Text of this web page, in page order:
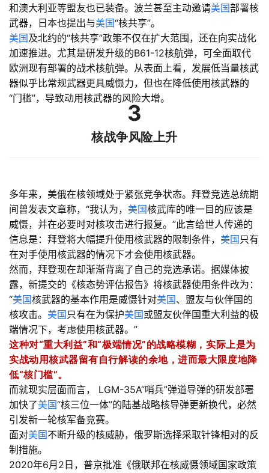
和澳大利亚等盟友也已装备。波兰甚至主动邀请美国部署核
武器，日本也提出与美国“核共享”。
美国及北约的“核共享”政策不仅在扩大范围，还在向实战化
加速推进。尤其是研发升级的B61-12核航弹，可全面取代
欧洲现有部署的战术核航弹。从表面上看，发展低当量核武
器似乎比常规武器更具威慑力，但也在降低使用核武器的
“门槛”，导致动用核武器的风险大增。
3
核战争风险上升
多年来，美俄在核领域处于紧张竞争状态。拜登竞选总统期
间曾发表文章称，“我认为， 美国核武库的唯一目的应该是
威慑，并在必要时对核攻击进行报复。”此言给世人传递的
信息是：拜登将大幅提升使用核武器的限制条件， 美国 只有
在对手使用核武器的情况下才会使用核武器。
然而，拜登现在却渐渐背离了自己的竞选承诺。据媒体披
露，新提交的《核态势评估报告》将核武器使用条件改为：
“美国核武器的基本作用是威慑针对美国、盟友与伙伴国的
核攻击。 美国 只有在为保护美国或盟友伙伴国重大利益的极
端情况下，考虑使用核武器。”
这种对“重大利益”和“极端情况”的战略模糊，实际上是为
实战动用核武器留有自行解读的余地，进而最大限度地降
低“核门槛”。
而就现实层面而言， LGM-35A“哨兵”弹道导弹的研发部署
加快了美国“核三位一体”的陆基战略核导弹更新换代，必然
引发新一轮核军备竞赛。
面对美国不断升级的核威胁，俄罗斯选择采取针锋相对的反
制措施。
2020年6月2日，普京批准《俄联邦在核威慑领域国家政策